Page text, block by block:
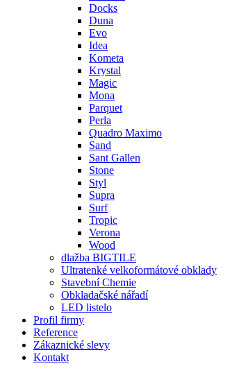
Docks
Duna
Evo
Idea
Kometa
Krystal
Magic
Mona
Parquet
Perla
Quadro Maximo
Sand
Sant Gallen
Stone
Styl
Supra
Surf
Tropic
Verona
Wood
dlažba BIGTILE
Ultratenké velkoformátové obklady
Stavební Chemie
Obkladačské nářadí
LED listelo
Profil firmy
Reference
Zákaznické slevy
Kontakt